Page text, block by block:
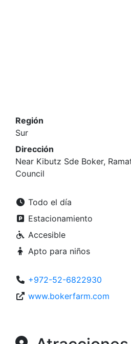
Región
Sur
Dirección
Near Kibutz Sde Boker,
Council
Todo el día
Estacionamiento
Accesible
Apto para niños
+972-52-6822930
www.bokerfarm.com